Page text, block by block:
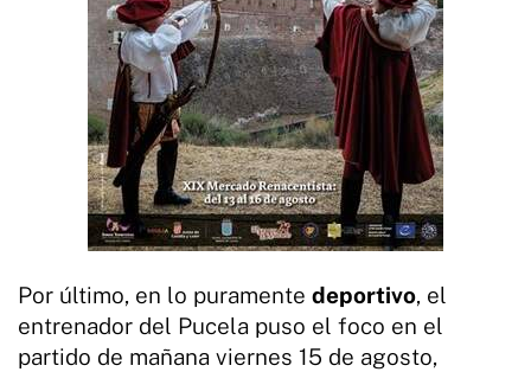
Por último, en lo puramente deportivo, el
entrenador del Pucela puso el foco en el
partido de mañana viernes 15 de agosto,